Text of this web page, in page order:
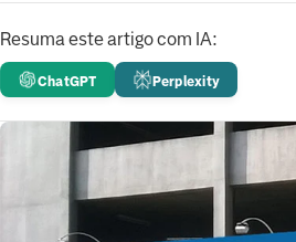
Resuma este artigo com IA:
ChatGPT Perplexity